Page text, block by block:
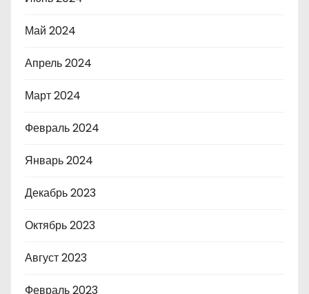
Май 2024
Апрель 2024
Март 2024
Февраль 2024
Январь 2024
Декабрь 2023
Октябрь 2023
Август 2023
Февраль 2023